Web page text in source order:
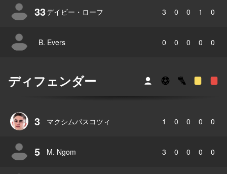
33デイビー・ローフ 3 0 0 1 0
B. Evers 0 0 0 0 0
ディフェンダー
3 マクシムパスコツィ 1 0 0 0 0
5 M. Ngom 3 0 0 0 0